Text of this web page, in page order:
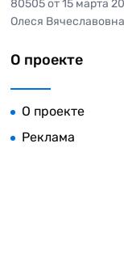
80505 от 15 марта
Олеся
О проекте
О проекте
Реклама